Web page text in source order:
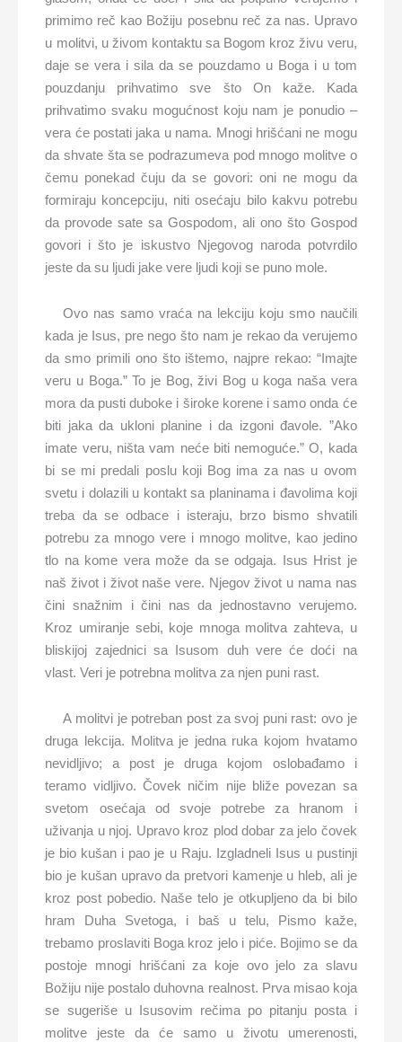
primimo reč kao Božiju posebnu reč za nas. Upravo
u molitvi, u živom kontaktu sa Bogom kroz živu veru,
daje se vera i sila da se pouzdamo u Boga i u tom
pouzdanju prihvatimo sve što On kaže. Kada
prihvatimo svaku mogućnost koju nam je ponudio –
vera će postati jaka u nama. Mnogi hrišćani ne mogu
da shvate šta se podrazumeva pod mnogo molitve o
čemu ponekad čuju da se govori: oni ne mogu da
formiraju koncepciju, niti osećaju bilo kakvu potrebu
da provode sate sa Gospodom, ali ono što Gospod
govori i što je iskustvo Njegovog naroda potvrdilo
jeste da su ljudi jake vere ljudi koji se puno mole.
Ovo nas samo vraća na lekciju koju smo naučili
kada je Isus, pre nego što nam je rekao da verujemo
da smo primili ono što ištemo, najpre rekao: “Imajte
veru u Boga.” To je Bog, živi Bog u koga naša vera
mora da pusti duboke i široke korene i samo onda će
biti jaka da ukloni planine i da izgoni đavole. ”Ako
imate veru, ništa vam neće biti nemoguće.” O, kada
bi se mi predali poslu koji Bog ima za nas u ovom
svetu i dolazili u kontakt sa planinama i đavolima koji
treba da se odbace i isteraju, brzo bismo shvatili
potrebu za mnogo vere i mnogo molitve, kao jedino
tlo na kome vera može da se odgaja. Isus Hrist je
naš život i život naše vere. Njegov život u nama nas
čini snažnim i čini nas da jednostavno verujemo.
Kroz umiranje sebi, koje mnoga molitva zahteva, u
bliskijoj zajednici sa Isusom duh vere će doći na
vlast. Veri je potrebna molitva za njen puni rast.
A molitvi je potreban post za svoj puni rast: ovo je
druga lekcija. Molitva je jedna ruka kojom hvatamo
nevidljivo; a post je druga kojom oslobađamo i
teramo vidljivo. Čovek ničim nije bliže povezan sa
svetom osećaja od svoje potrebe za hranom i
uživanja u njoj. Upravo kroz plod dobar za jelo čovek
je bio kušan i pao je u Raju. Izgladneli Isus u pustinji
bio je kušan upravo da pretvori kamenje u hleb, ali je
kroz post pobedio. Naše telo je otkupljeno da bi bilo
hram Duha Svetoga, i baš u telu, Pismo kaže,
trebamo proslaviti Boga kroz jelo i piće. Bojimo se da
postoje mnogi hrišćani za koje ovo jelo za slavu
Božiju nije postalo duhovna realnost. Prva misao koja
se sugeriše u Isusovim rečima po pitanju posta i
molitve jeste da će samo u životu umerenosti,